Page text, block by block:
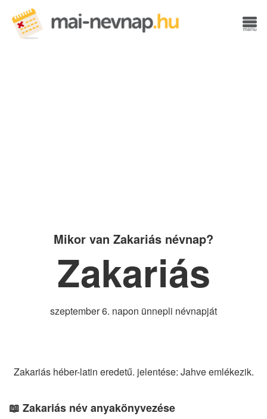
Mikor van Zakariás névnap?
Zakariás
szeptember 6. napon ünnepli névnapját
Zakariás héber-latin eredetű. jelentése: Jahve emlékezik.
📖 Zakariás név anyakönyvezése